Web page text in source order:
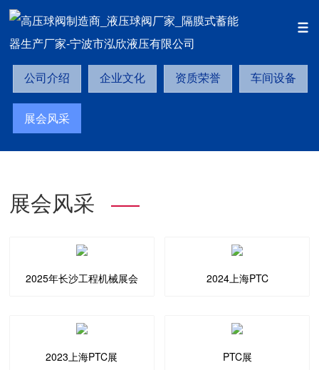
您的位置：首页>> 展会风采
公司介绍 企业文化 资质荣誉 车间设备
展会风采
展会风采
2025年长沙工程机械展会 2024上海PTC
2023上海PTC展 PTC展